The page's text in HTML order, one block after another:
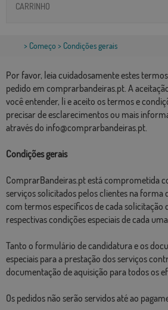
CARRINHO
> Começo > Condições gerais
Por favor, leia cuidadosamente estes
pedido em comprarbandeiras.pt. A
você entender, li e aceito os termos e
precisar de esclarecimentos ou mais
através do info@comprarbandeiras.pt.
Condições gerais
ComprarBandeiras.pt está comprometida
serviços solicitados pelos clientes na forma
com termos específicos de cada solicitação
respectivas condições especiais de cada
Tanto o formulário de candidatura e os
especiais para a prestação dos serviços
documentação de aquisição para todos os
Os pedidos não serão servidos até ao